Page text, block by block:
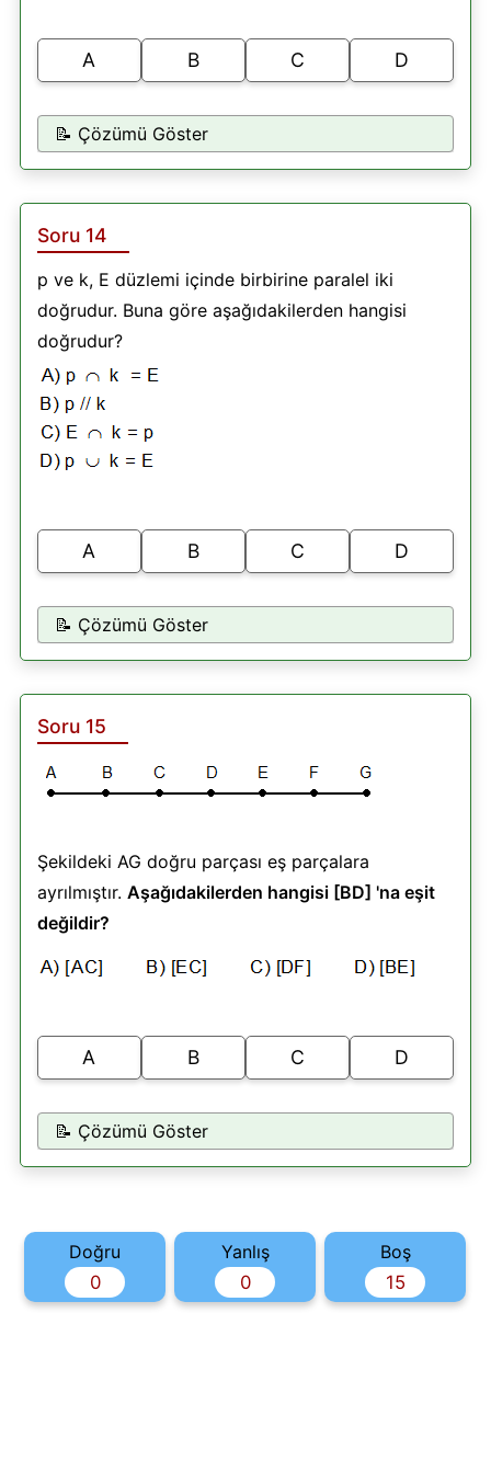
A B C D
📝 Çözümü Göster
Soru 14
p ve k, E düzlemi içinde birbirine paralel iki
doğrudur. Buna göre aşağıdakilerden hangisi
doğrudur?
A B C D
📝 Çözümü Göster
Soru 15
Şekildeki AG doğru parçası eş parçalara
ayrılmıştır. Aşağıdakilerden hangisi [BD] 'na eşit
değildir?
A B C D
📝 Çözümü Göster
Doğru
0
Yanlış
0
Boş
15